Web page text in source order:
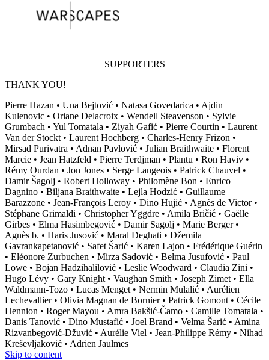
Skip to content
SUPPORTERS
THANK YOU!
Pierre Hazan • Una Bejtović • Natasa Govedarica • Ajdin
Kulenovic • Oriane Delacroix • Wendell Steavenson • Sylvie
Grumbach • Yul Tomatala • Ziyah Gafić • Pierre Courtin • Laurent
Van der Stockt • Laurent Hochberg • Charles-Henry Frizon •
Mirsad Purivatra • Adnan Pavlović • Julian Braithwaite • Florent
Marcie • Jean Hatzfeld • Pierre Terdjman • Plantu • Ron Haviv •
Rémy Ourdan • Jon Jones • Serge Langeois • Patrick Chauvel •
Damir Šagolj • Robert Holloway • Philomène Bon • Enrico
Dagnino • Biljana Braithwaite • Lejla Hodzić • Guillaume
Barazzone • Jean-François Leroy • Dino Hujić • Agnès de Victor •
Stéphane Grimaldi • Christopher Yggdre • Amila Bričić • Gaëlle
Girbes • Elma Hasimbegović • Damir Sagolj • Marie Berger •
Agnès b. • Haris Jusović • Maral Deghati • Džemila
Gavrankapetanović • Safet Šarić • Karen Lajon • Frédérique Guérin
• Eléonore Zurbuchen • Mirza Sadović • Belma Jusufović • Paul
Lowe • Bojan Hadzihalilović • Leslie Woodward • Claudia Zini •
Hugo Lévy • Gary Knight • Vaughan Smith • Joseph Zimet • Ella
Waldmann-Tozo • Lucas Menget • Nermin Mulalić • Aurélien
Lechevallier • Olivia Magnan de Bornier • Patrick Gomont • Cécile
Hennion • Roger Mayou • Amra Bakšić-Čamo • Camille Tomatala •
Danis Tanović • Dino Mustafić • Joel Brand • Velma Šarić • Amina
Rizvanbegović-Džuvić • Aurélie Viel • Jean-Philippe Rémy • Nihad
Kreševljaković • Adrien Jaulmes